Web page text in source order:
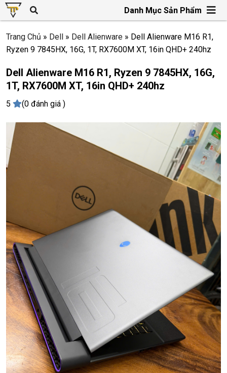
Danh Mục Sản Phẩm
Trang Chủ » Dell » Dell Alienware » Dell Alienware M16 R1,
Ryzen 9 7845HX, 16G, 1T, RX7600M XT, 16in QHD+ 240hz
Dell Alienware M16 R1, Ryzen 9 7845HX, 16G,
1T, RX7600M XT, 16in QHD+ 240hz
5 (0 đánh giá )